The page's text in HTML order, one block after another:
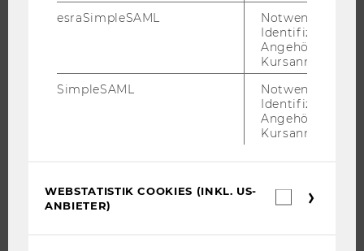
INTERNATIONALE UND INCOMING EXCHANGE STUDIERENDE
ANGEBOTE FÜR SCHULEN UND STUDIENINTERESSIERTE
IMPACT DER FORSCHUNG
esraSimpleSAML
Notwendig zur
Identifizierung
Angehörige/r für
Kursanmeldung.
SimpleSAML
Notwendig zur
Identifizierung
Angehörige/r für
Kursanmeldung.
WEBSTATISTIK COOKIES (INKL. US-
ANBIETER)